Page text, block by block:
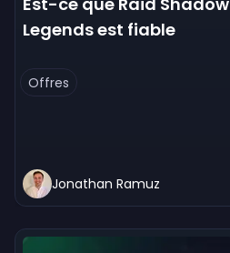
Legends est fiable
Offres
Jonathan Ramuz